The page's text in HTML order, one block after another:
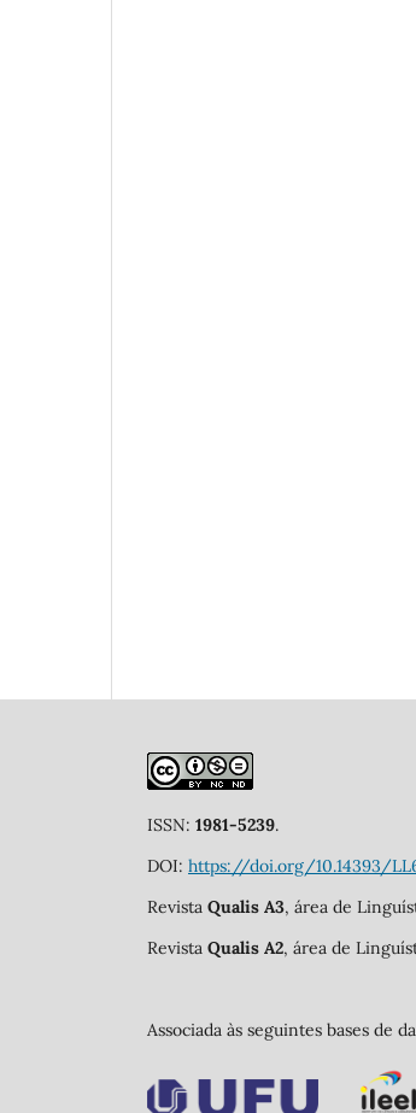
ISSN: 1981-5239.
DOI: https://doi.org/10.14393/
Revista Qualis A3, área de
Revista Qualis A2, área de
Associada às seguintes bases de